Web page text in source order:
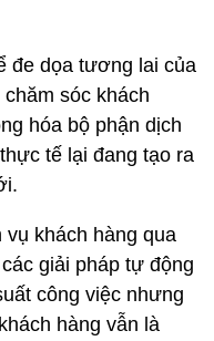
đe dọa tương lai của
sóc khách
hóa bộ phận dịch
tế lại đang tạo ra
khách hàng qua
giải pháp tự động
công việc nhưng
hàng vẫn là